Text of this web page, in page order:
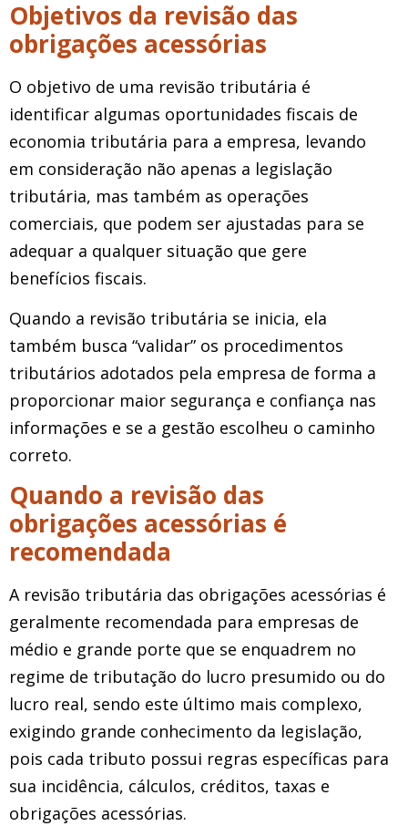
Objetivos da revisão das
obrigações acessórias
O objetivo de uma revisão tributária é
identificar algumas oportunidades fiscais de
economia tributária para a empresa, levando
em consideração não apenas a legislação
tributária, mas também as operações
comerciais, que podem ser ajustadas para se
adequar a qualquer situação que gere
benefícios fiscais.
Quando a revisão tributária se inicia, ela
também busca “validar” os procedimentos
tributários adotados pela empresa de forma a
proporcionar maior segurança e confiança nas
informações e se a gestão escolheu o caminho
correto.
Quando a revisão das
obrigações acessórias é
recomendada
A revisão tributária das obrigações acessórias é
geralmente recomendada para empresas de
médio e grande porte que se enquadrem no
regime de tributação do lucro presumido ou do
lucro real, sendo este último mais complexo,
exigindo grande conhecimento da legislação,
pois cada tributo possui regras específicas para
sua incidência, cálculos, créditos, taxas e
obrigações acessórias.